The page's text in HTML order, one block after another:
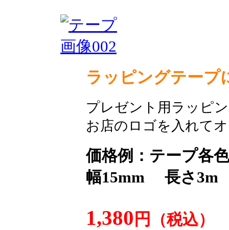
ラッピングテープ
プレゼント用ラッピ
お店のロゴを入れて
価格例：テープ各色
幅15mm 長さ
1,380 円 （税込）